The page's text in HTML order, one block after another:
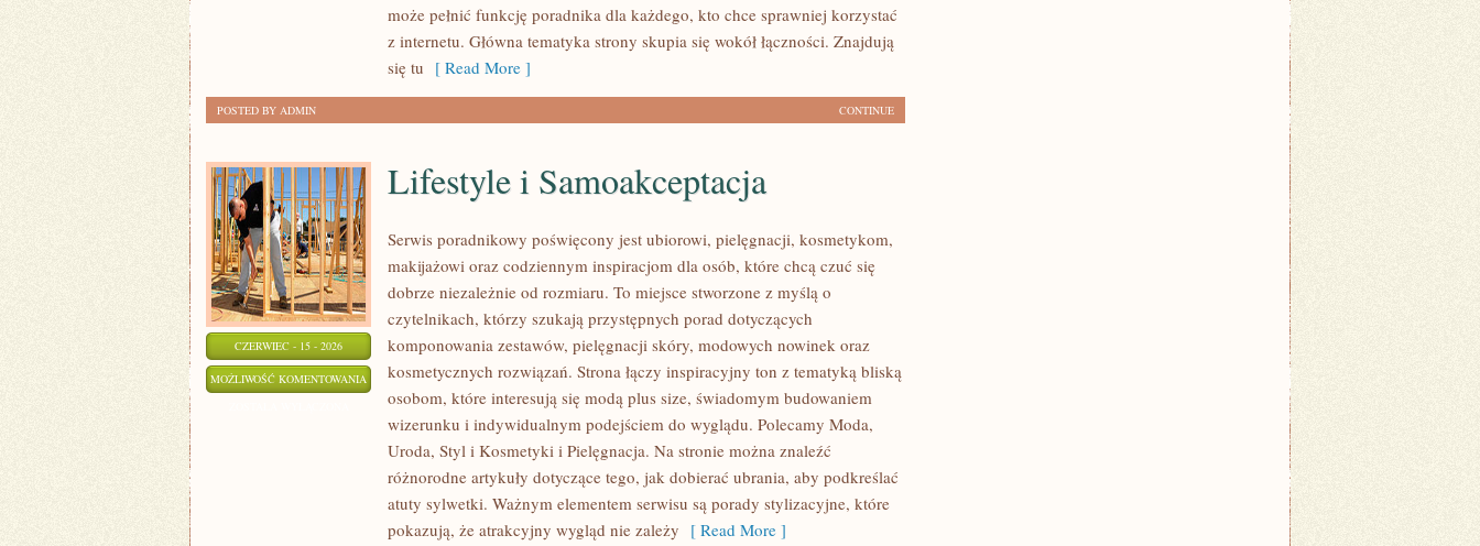
może pełnić funkcję poradnika dla każdego, kto chce sprawniej korzystać
z internetu. Główna tematyka strony skupia się wokół łączności. Znajdują
się tu [ Read More ]
CONTINUE
POSTED BY ADMIN
CZERWIEC - 15 - 2026
MOŻLIWOŚĆ KOMENTOWANIA LIFESTYLE
SAMOAKCEPTACJA
Lifestyle i Samoakceptacja
Serwis poradnikowy poświęcony jest ubiorowi, pielęgnacji, kosmetykom,
makijażowi oraz codziennym inspiracjom dla osób, które chcą czuć się
dobrze niezależnie od rozmiaru. To miejsce stworzone z myślą o
czytelnikach, którzy szukają przystępnych porad dotyczących
komponowania zestawów, pielęgnacji skóry, modowych nowinek oraz
kosmetycznych rozwiązań. Strona łączy inspiracyjny ton z tematyką bliską
osobom, które interesują się modą plus size, świadomym budowaniem
wizerunku i indywidualnym podejściem do wyglądu. Polecamy Moda,
Uroda, Styl i Kosmetyki i Pielęgnacja. Na stronie można znaleźć
różnorodne artykuły dotyczące tego, jak dobierać ubrania, aby podkreślać
atuty sylwetki. Ważnym elementem serwisu są porady stylizacyjne, które
pokazują, że atrakcyjny wygląd nie zależy [ Read More ]